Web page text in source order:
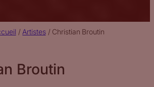
/ Artistes/ Christian Broutin
Broutin